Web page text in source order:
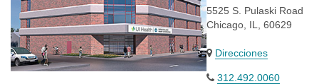
5525 S. Pulaski Road
Chicago, IL, 60629
Direcciones
312.492.0060